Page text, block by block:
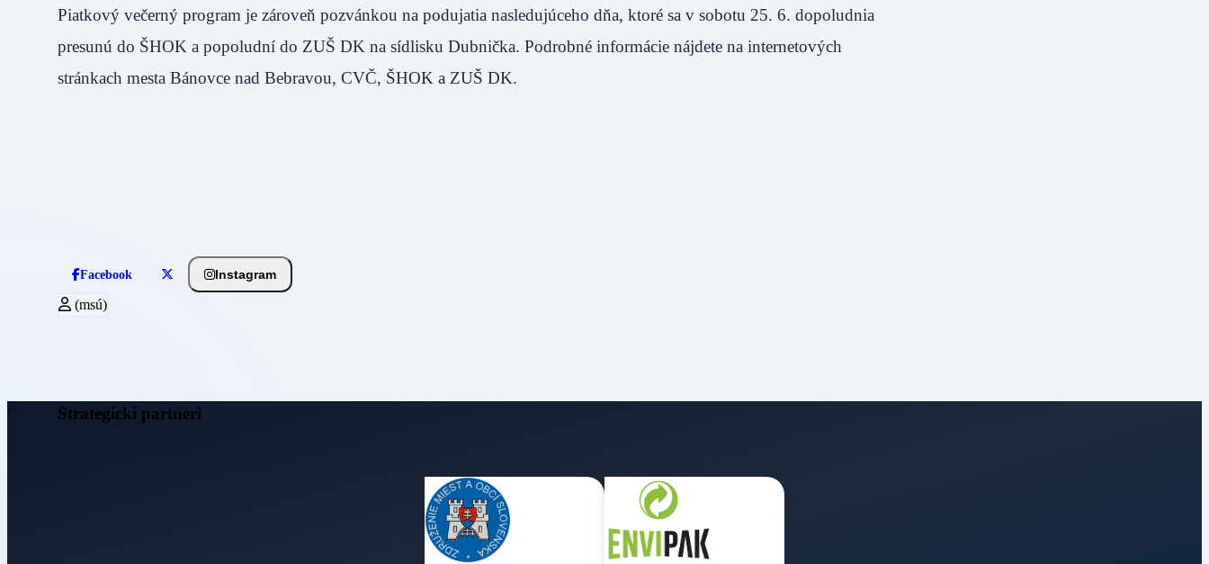
Piatkový večerný program je zároveň pozvánkou na podujatia nasledujúceho dňa, ktoré sa v sobotu 25. 6. dopoludnia
presunú do ŠHOK a popoludní do ZUŠ DK na sídlisku Dubnička. Podrobné informácie nájdete na internetových
stránkach mesta Bánovce nad Bebravou, CVČ, ŠHOK a ZUŠ DK.
Facebook Instagram
(msú)
Strategickí partneri